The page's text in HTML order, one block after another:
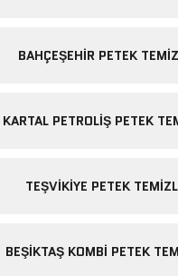
BAHÇEŞEHIR PETEK
KARTAL PETROLIŞ PETEK
TEŞVIKIYE PETEK
BEŞIKTAŞ KOMBI PETEK